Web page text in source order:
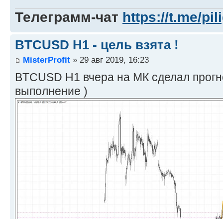
Телеграмм-чат https://t.me/
BTCUSD H1 - цель взята !
MisterProfit » 29 авг 2019, 16:23
BTCUSD H1 вчера на МК сделал
выполнение )